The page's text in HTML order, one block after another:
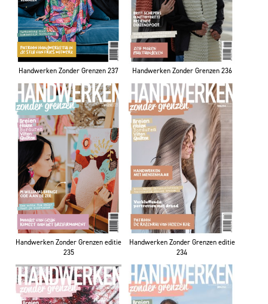
Handwerken Zonder Grenzen 237 Handwerken Zonder Grenzen 236
Handwerken Zonder Grenzen editie
235
Handwerken Zonder Grenzen editie
234